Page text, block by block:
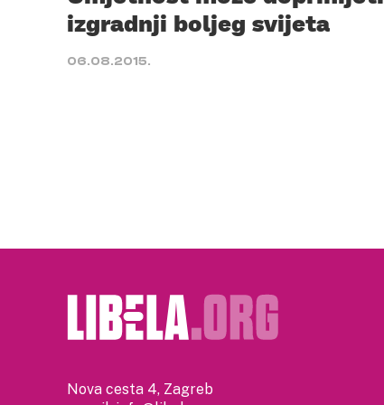
izgradnji boljeg svijeta
06.08.2015.
Nova cesta 4, Zagreb